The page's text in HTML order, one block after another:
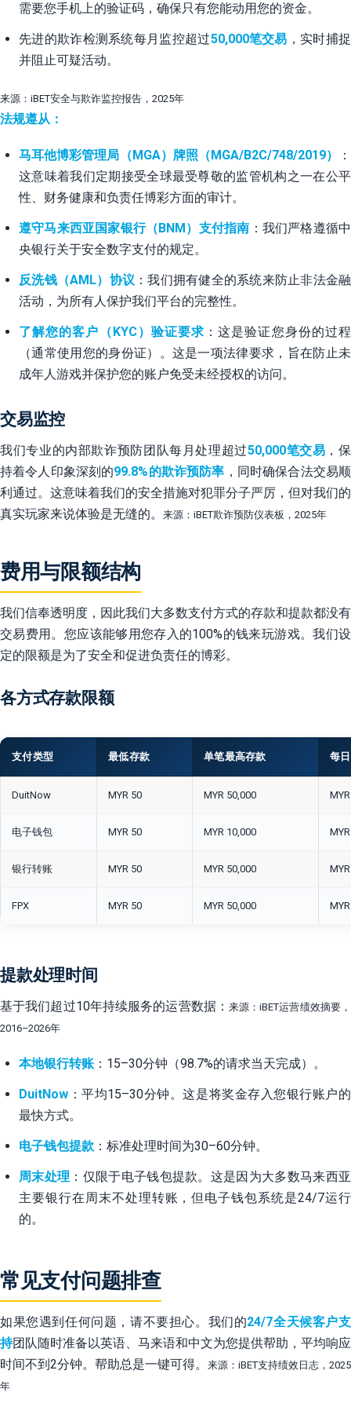
需要您手机上的验证码，确保只有您能动用您的资金。
先进的欺诈检测系统每月监控超过50,000笔交易 ，实时捕捉
并阻止可疑活动。
来源：iBET安全与欺诈监控报告，2025年
法规遵从：
马耳他博彩管理局（MGA）牌照（MGA/B2C/748/2019）
：
这意味着我们定期接受全球最受尊敬的监管机构之一在公平
性、财务健康和负责任博彩方面的审计。
遵守马来西亚国家银行（BNM）支付指南 ：我们严格遵循中
央银行关于安全数字支付的规定。
反洗钱（AML）协议 ：我们拥有健全的系统来防止非法金融
活动，为所有人保护我们平台的完整性。
了解您的客户（KYC）验证要求 ：这是验证您身份的过程
（通常使用您的身份证）。这是一项法律要求，旨在防止未
成年人游戏并保护您的账户免受未经授权的访问。
交易监控
我们专业的内部欺诈预防团队每月处理超过50,000笔交易 ，保
持着令人印象深刻的99.8%的欺诈预防率 ，同时确保合法交易顺
利通过。这意味着我们的安全措施对犯罪分子严厉，但对我们的
真实玩家来说体验是无缝的。
来源：iBET欺诈预防仪表板，2025年
费用与限额结构
我们信奉透明度，因此我们大多数支付方式的存款和提款都没有
交易费用。您应该能够用您存入的100%的钱来玩游戏。我们设
定的限额是为了安全和促进负责任的博彩。
各方式存款限额
支付类型 最低存款 单笔最高存款 每
DuitNow MYR 50 MYR 50,000
电子钱包 MYR 50 MYR 10,000
银行转账 MYR 50 MYR 50,000
FPX MYR 50 MYR 50,000
提款处理时间
基于我们超过10年持续服务的运营数据： 来源：iBET运营绩效摘要，
2016–2026年
本地银行转账 ：15–30分钟（98.7%的请求当天完成）。
DuitNow ：平均15–30分钟。这是将奖金存入您银行账户的
最快方式。
电子钱包提款 ：标准处理时间为30–60分钟。
周末处理 ：仅限于电子钱包提款。这是因为大多数马来西亚
主要银行在周末不处理转账，但电子钱包系统是24/7运行
的。
常见支付问题排查
如果您遇到任何问题，请不要担心。我们的24/7全天候客户支
持团队随时准备以英语、马来语和中文为您提供帮助，平均响应
时间不到2分钟。帮助总是一键可得。
来源：iBET支持绩效日志，2025
年